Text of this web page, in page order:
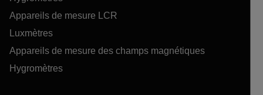
Appareils de mesure LCR
Luxmètres
Appareils de mesure des champs magnétiques
Hygromètres